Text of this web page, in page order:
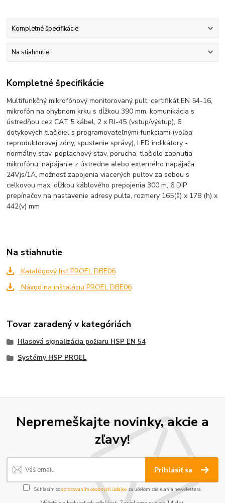
Kompletné špecifikácie
Na stiahnutie
Kompletné špecifikácie
Multifunkčný mikrofónový monitorovaný pult, certifikát EN 54-16,
mikrofón na ohybnom krku s dĺžkou 390 mm, komunikácia s
ústredňou cez CAT 5 kábel, 2 x RJ-45 (vstup/výstup), 6
dotykových tlačidiel s programovateľnými funkciami (voľba
reproduktorovej zóny, spustenie správy), LED indikátory -
normálny stav, poplachový stav, porucha, tlačidlo zapnutia
mikrofónu, napájanie z ústredne alebo externého napájača
24Vjs/1A, možnosť zapojenia viacerých pultov za sebou s
celkovou max. dĺžkou káblového prepojenia 300 m, 6 DIP
prepínačov na nastavenie adresy pulta, rozmery 165(š) x 178 (h) x
442(v) mm
Na stiahnutie
Katalógový list PROEL DBE06
Návod na inštaláciu PROEL DBE06
Tovar zaradený v kategóriách
Hlasová signalizácia požiaru HSP EN 54
Systémy HSP PROEL
Nepremeškajte novinky, akcie a
zľavy!
Prihlásiť sa
Súhlasím sospracovaním osobných údajov za účelom zasielania newslettera.